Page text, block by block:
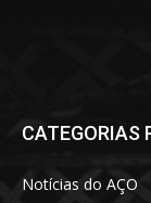
CATEGORIAS
Notícias do AÇO